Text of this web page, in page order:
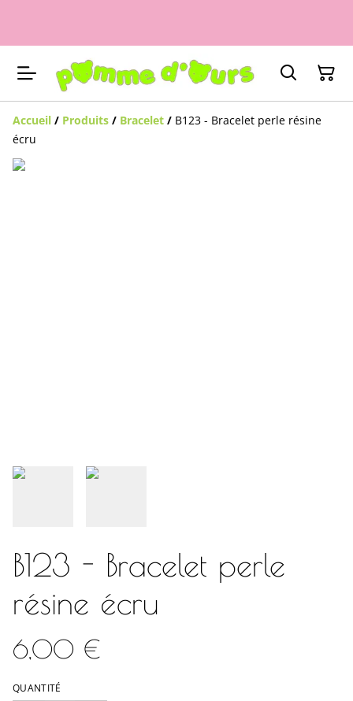
Accueil / Produits / Bracelet / B123 - Bracelet perle résine
écru
B123 - Bracelet perle
résine écru
6,00 €
QUANTITÉ